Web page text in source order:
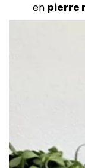
en pierre